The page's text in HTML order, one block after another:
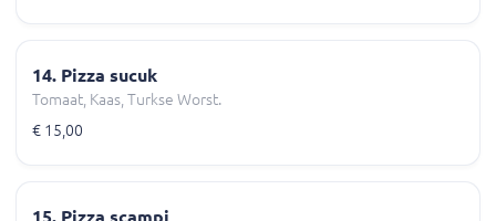
14. Pizza sucuk
Tomaat, Kaas, Turkse Worst.
€ 15,00
15. Pizza scampi